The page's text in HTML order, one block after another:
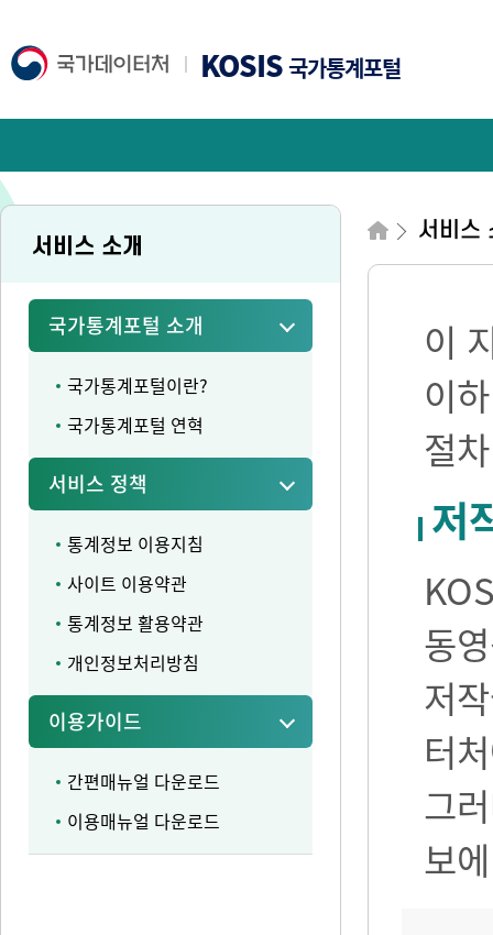
KOSIS국가통계포털
서비스 소개
국가통계포털 소개
국가통계포털이란?
국가통계포털 연혁
서비스 정책
통계정보 이용지침
사이트 이용약관
통계정보 활용약관
개인정보처리방침
이용가이드
간편매뉴얼 다운로드
이용매뉴얼 다운로드
서비스
이
이
절
저
동
저
터
그
보